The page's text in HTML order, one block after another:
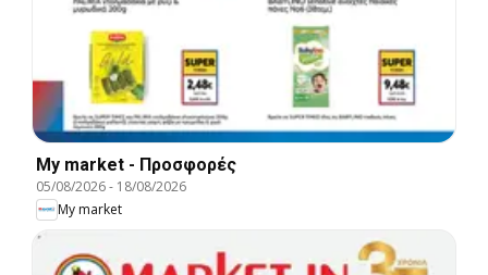
My market - Προσφορές
05/08/2026- 18/08/2026
My market